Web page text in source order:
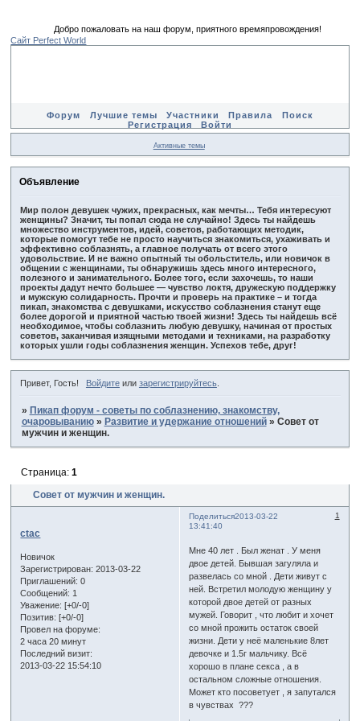
Добро пожаловать на наш форум, приятного времяпровождения!
Сайт Perfect World
Форум Лучшие темы Участники Правила
Поиск
Регистрация
Войти
Активные темы
Объявление
Мир полон девушек чужих, прекрасных, как мечты… Тебя интересуют
женщины? Значит, ты попал сюда не случайно! Здесь ты найдешь
множество инструментов, идей, советов, работающих методик,
которые помогут тебе не просто научиться знакомиться, ухаживать и
эффективно соблазнять, а главное получать от всего этого
удовольствие. И не важно опытный ты обольститель, или новичок в
общении с женщинами, ты обнаружишь здесь много интересного,
полезного и занимательного. Более того, если захочешь, то наши
проекты дадут нечто большее — чувство локтя, дружескую поддержку
и мужскую солидарность. Прочти и проверь на практике – и тогда
пикап, знакомства с девушками, искусство соблазнения станут еще
более дорогой и приятной частью твоей жизни! Здесь ты найдешь всё
необходимое, чтобы соблазнить любую девушку, начиная от простых
советов, заканчивая изящными методами и техниками, на разработку
которых ушли годы соблазнения женщин. Успехов тебе, друг!
Привет, Гость! Войдитеили зарегистрируйтесь.
» Пикап форум - советы по соблазнению, знакомству,
очаровыванию » Развитие и удержание отношений » Совет от
мужчин и женщин.
Совет от мужчин и женщин.
Страница: 1
Поделиться 1
2013-03-22
13:41:40
ctac
Новичок
Зарегистрирован: 2013-03-22
Приглашений: 0
Сообщений: 1
Уважение: [+0/-0]
Позитив: [+0/-0]
Провел на форуме:
2 часа 20 минут
Последний визит:
2013-03-22 15:54:10
Мне 40 лет . Был женат . У меня
двое детей. Бывшая загуляла и
развелась со мной . Дети живут с
ней. Встретил молодую женщину у
которой двое детей от разных
мужей. Говорит , что любит и хочет
со мной прожить остаток своей
жизни. Дети у неё маленькие 8лет
девочке и 1.5г мальчику. Всё
хорошо в плане секса , а в
остальном сложные отношения.
Может кто посоветует , я запутался
в чувствах ???